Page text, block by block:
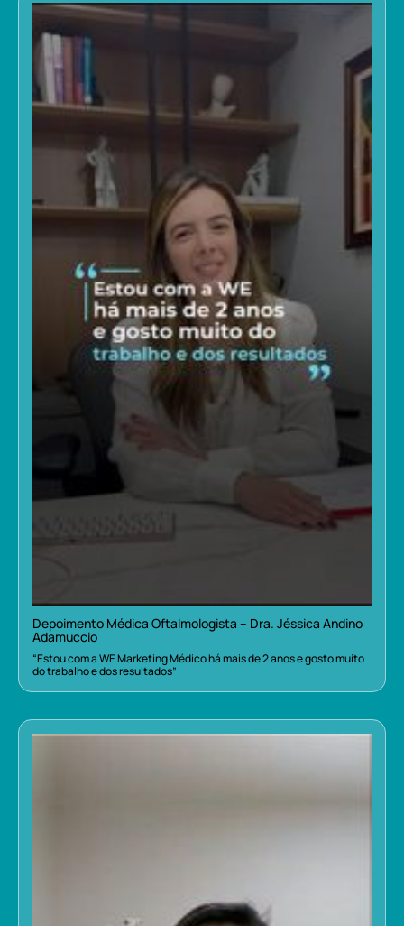
Depoimento Médica Oftalmologista – Dra. Jéssica Andino
Adamuccio
“Estou com a WE Marketing Médico há mais de 2 anos e gosto muito
do trabalho e dos resultados”